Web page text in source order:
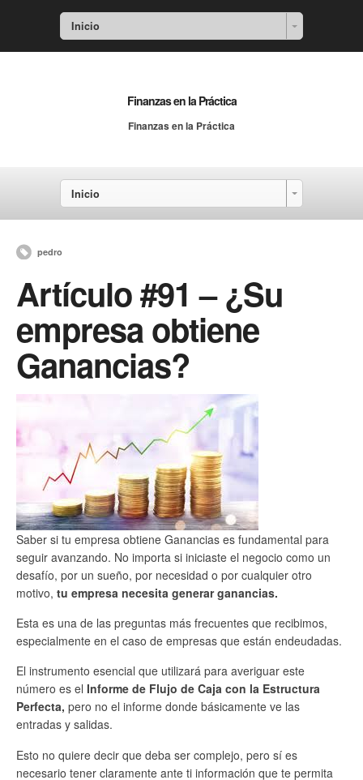
Inicio
Finanzas en la Práctica
Finanzas en la Práctica
Inicio
pedro
Artículo #91 – ¿Su
empresa obtiene
Ganancias?
Saber si tu empresa obtiene Ganancias es fundamental para
seguir avanzando. No importa si iniciaste el negocio como un
desafío, por un sueño, por necesidad o por cualquier otro
motivo, tu empresa necesita generar ganancias.
Esta es una de las preguntas más frecuentes que recibimos,
especialmente en el caso de empresas que están endeudadas.
El instrumento esencial que utilizará para averiguar este
número es el Informe de Flujo de Caja con la Estructura
Perfecta, pero no el informe donde básicamente ve las
entradas y salidas.
Esto no quiere decir que deba ser complejo, pero sí es
necesario tener claramente ante ti información que te permita